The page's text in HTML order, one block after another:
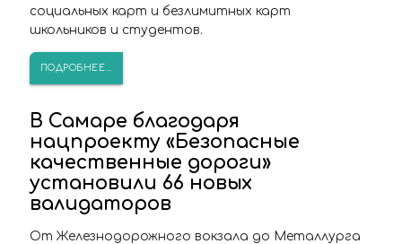
социальных карт и безлимитных карт
школьников и студентов.
ПОДРОБНЕЕ...
В Самаре благодаря
нацпроекту «Безопасные
качественные дороги»
установили 66 новых
валидаторов
От Железнодорожного вокзала до Металлурга